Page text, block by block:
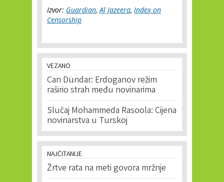
Izvor: Guardian,Al Jazeera, Index on
Censorship
VEZANO
Can Dündar: Erdoganov režim
raširio strah među novinarima
Slučaj Mohammeda Rasoola: Cijena
novinarstva u Turskoj
NAJČITANIJE
Žrtve rata na meti govora mržnje